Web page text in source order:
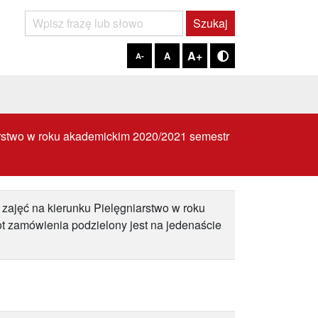
Szukaj Szukaj
A- A A+ Tryb kontrastowy
w roku akademickim 2020/2021 semestr
na kierunku Pielęgniarstwo w roku
zamówienia podzielony jest na jedenaście